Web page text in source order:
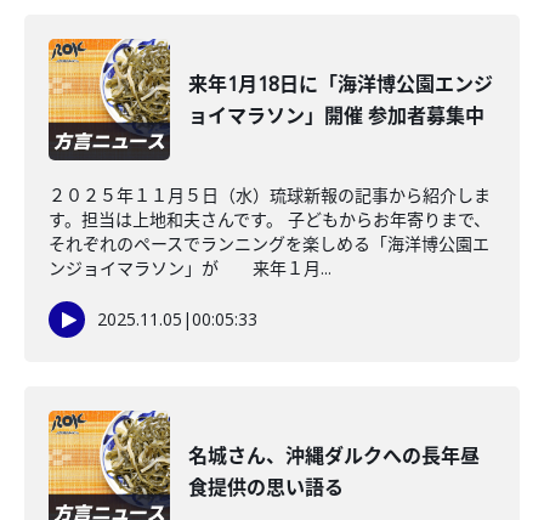
来年1月18日に「海洋博公園エンジ
ョイマラソン」開催 参加者募集中
２０２５年１１月５日（水）琉球新報の記事から紹介しま
す。担当は上地和夫さんです。 子どもからお年寄りまで、
それぞれのペースでランニングを楽しめる「海洋博公園エ
ンジョイマラソン」が 来年１月...
2025.11.05 |00:05:33
名城さん、沖縄ダルクへの長年昼
食提供の思い語る